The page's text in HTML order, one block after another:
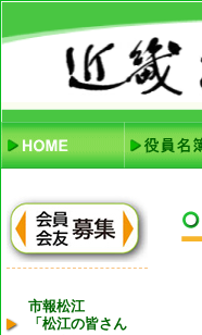
市報松江
「松江の皆さん